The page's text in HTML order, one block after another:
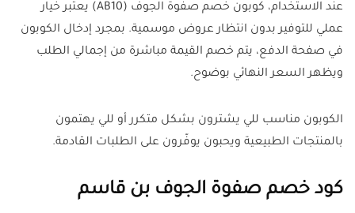
عند الاستخدام، كوبون خصم صفوة الجوف (AB10) يعتبر خيار
عملي للتوفير بدون انتظار عروض موسمية. بمجرد إدخال الكوبون
في صفحة الدفع، يتم خصم القيمة مباشرة من إجمالي الطلب
ويظهر السعر النهائي بوضوح.
الكوبون مناسب للي يشترون بشكل متكرر أو للي يهتمون
بالمنتجات الطبيعية ويحبون يوفّرون على الطلبات القادمة.
كود خصم صفوة الجوف بن قاسم